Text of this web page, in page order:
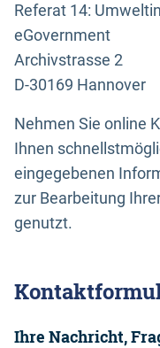
Referat 14:
eGovernment
Archivstrasse 2
D-30169 Hannover
Nehmen Sie online
Ihnen
eingegebenen
zur Bearbeitung
genutzt.
Ihre Nachricht,